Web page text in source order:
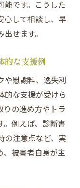
能です。こうした
心して相談し、早
せます。
的な支援例
や慰謝料、逸失利
的な支援が受けら
りの進め方やトラ
。例えば、診断書
の注意点など、実
、被害者自身が主